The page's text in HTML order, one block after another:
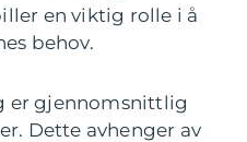
en viktig rolle i å
behov.
er gjennomsnittlig
Dette avhenger av